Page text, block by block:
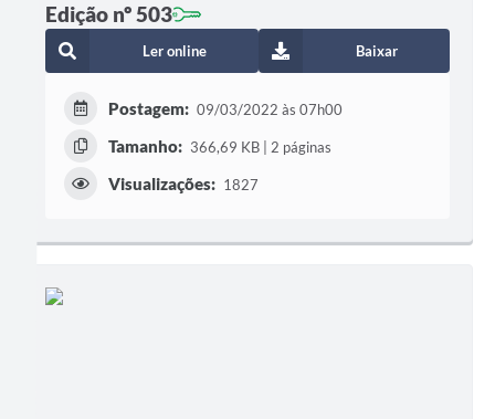
Edição nº 503
Ler online Baixar
Postagem: 09/03/2022 às 07h00
Tamanho: 366,69 KB | 2 páginas
Visualizações: 1827